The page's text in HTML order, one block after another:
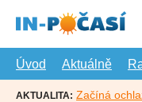
hlavní
Úvod
Aktuálně
AKTUALITA: Začíná